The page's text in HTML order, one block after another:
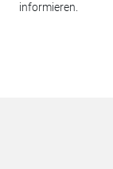
informieren.